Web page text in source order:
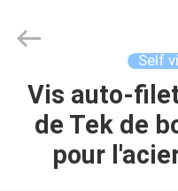
MAISON
PRODUITS
Chaoyi
Fastener.
Reserved.
Self
Vis auto-
de Tek de
pour